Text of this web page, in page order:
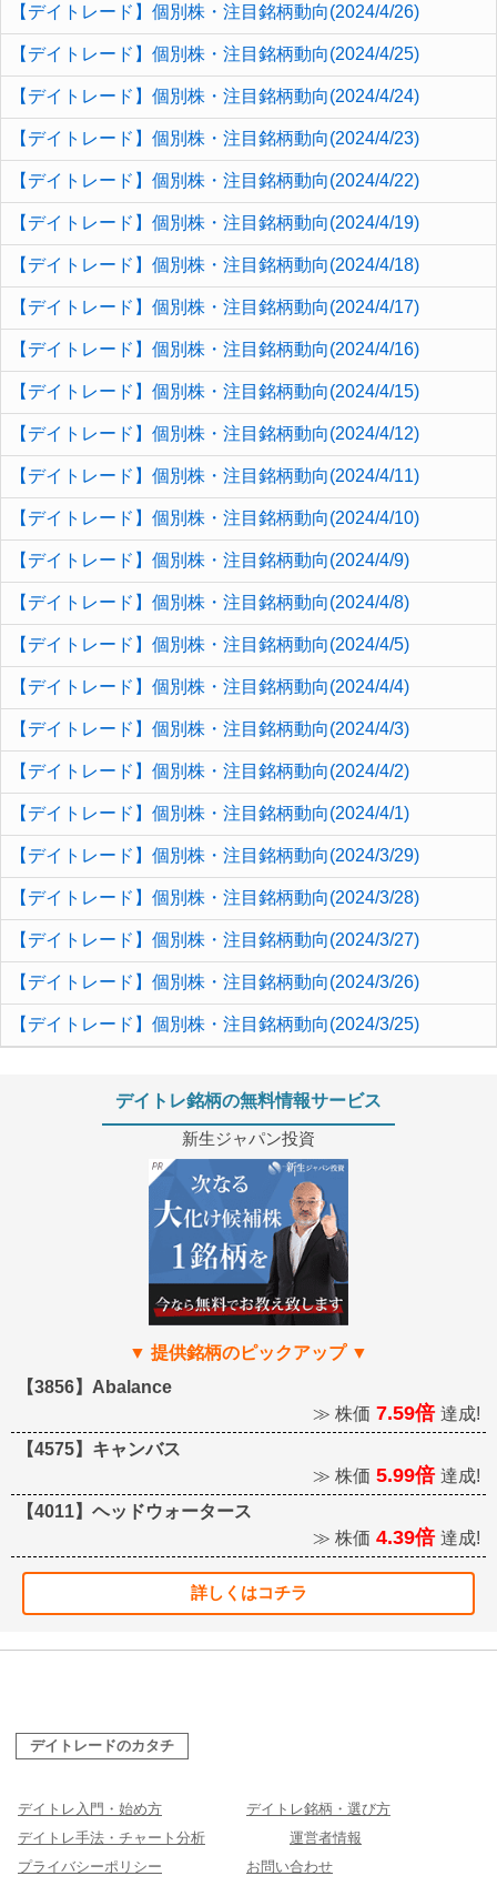
【デイトレード】個別株・注目銘柄動向(2024/4/26)
【デイトレード】個別株・注目銘柄動向(2024/4/25)
【デイトレード】個別株・注目銘柄動向(2024/4/24)
【デイトレード】個別株・注目銘柄動向(2024/4/23)
【デイトレード】個別株・注目銘柄動向(2024/4/22)
【デイトレード】個別株・注目銘柄動向(2024/4/19)
【デイトレード】個別株・注目銘柄動向(2024/4/18)
【デイトレード】個別株・注目銘柄動向(2024/4/17)
【デイトレード】個別株・注目銘柄動向(2024/4/16)
【デイトレード】個別株・注目銘柄動向(2024/4/15)
【デイトレード】個別株・注目銘柄動向(2024/4/12)
【デイトレード】個別株・注目銘柄動向(2024/4/11)
【デイトレード】個別株・注目銘柄動向(2024/4/10)
【デイトレード】個別株・注目銘柄動向(2024/4/9)
【デイトレード】個別株・注目銘柄動向(2024/4/8)
【デイトレード】個別株・注目銘柄動向(2024/4/5)
【デイトレード】個別株・注目銘柄動向(2024/4/4)
【デイトレード】個別株・注目銘柄動向(2024/4/3)
【デイトレード】個別株・注目銘柄動向(2024/4/2)
【デイトレード】個別株・注目銘柄動向(2024/4/1)
【デイトレード】個別株・注目銘柄動向(2024/3/29)
【デイトレード】個別株・注目銘柄動向(2024/3/28)
【デイトレード】個別株・注目銘柄動向(2024/3/27)
【デイトレード】個別株・注目銘柄動向(2024/3/26)
【デイトレード】個別株・注目銘柄動向(2024/3/25)
デイトレ銘柄の無料情報サービス
新生ジャパン投資
【3856】Abalance
≫ 株価 7.59倍 達成!
【4575】キャンバス
≫ 株価 5.99倍 達成!
【4011】ヘッドウォータース
≫ 株価 4.39倍 達成!
詳しくはコチラ
デイトレードのカタチ
デイトレ入門・始め方
デイトレ銘柄・選び方
デイトレ手法・チャート分析
運営者情報
プライバシーポリシー
お問い合わせ